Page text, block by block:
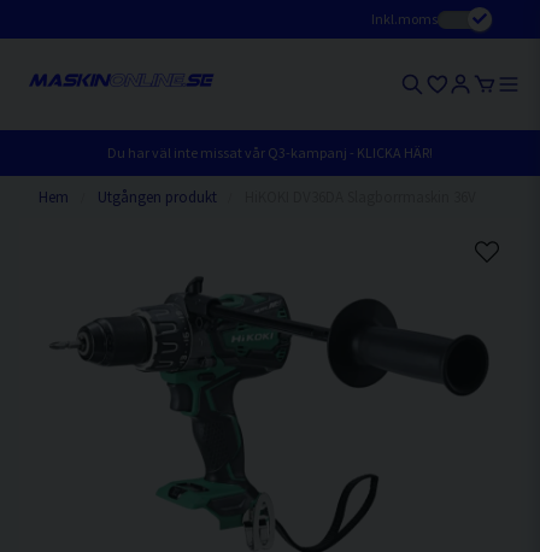
Inkl.moms
Du har väl inte missat vår Q3-kampanj - KLICKA HÄR!
Hem Utgången produkt